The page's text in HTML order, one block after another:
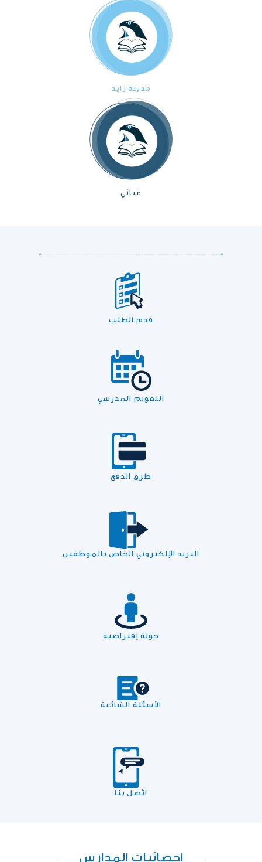
مدينة زايد
غياثي
قدم الطلب
التقويم المدرسي
طرق الدفع
البريد الإلكتروني الخاص بالموظفين
جولة إفتراضية
الأسئلة الشائعة
اتّصل بنا
إحصائيات المدارس